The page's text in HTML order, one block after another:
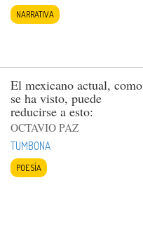
NARRATIVA
El mexicano actual, como
se ha visto, puede
reducirse a esto:
OCTAVIO PAZ
TUMBONA
POESÍA